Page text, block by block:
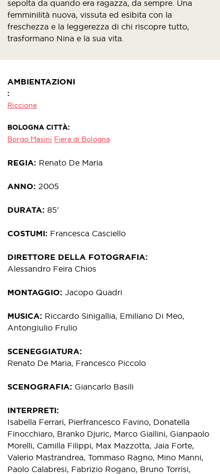
sepolta da quando era ragazza, da sempre. Una
femminilità nuova, vissuta ed esibita con la
freschezza e la leggerezza di chi riscopre tutto,
trasformano Nina e la sua vita.
AMBIENTAZIONI
Riccione
BOLOGNA CITTÀ
Borgo Masini Fiera di Bologna
REGIA Renato De Maria
ANNO 2005
DURATA 85'
COSTUMI Francesca Casciello
DIRETTORE DELLA FOTOGRAFIA
Alessandro Feira Chios
MONTAGGIO Jacopo Quadri
MUSICA
Riccardo Sinigallia, Emiliano Di Meo,
Antongiulio Frulio
SCENEGGIATURA
Renato De Maria, Francesco Piccolo
SCENOGRAFIA Giancarlo Basili
INTERPRETI
Isabella Ferrari, Pierfrancesco Favino, Donatella
Finocchiaro, Branko Djuric, Marco Giallini, Gianpaolo
Morelli, Camilla Filippi, Max Mazzotta, Jaia Forte,
Valerio Mastrandrea, Tommaso Ragno, Mino Manni,
Paolo Calabresi, Fabrizio Rogano, Bruno Torrisi,